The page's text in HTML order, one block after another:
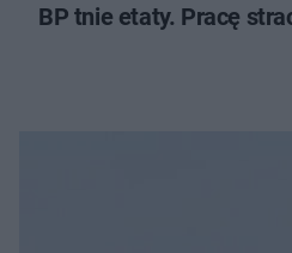
BP tnie etaty. Pracę